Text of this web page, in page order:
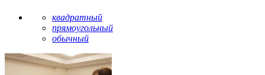
квадратный
прямоугольный
обычный